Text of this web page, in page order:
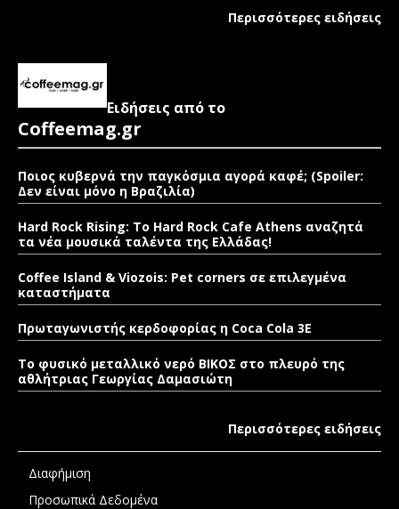
Περισσότερες ειδήσεις
Ειδήσεις από το
Coffeemag.gr
Ποιος κυβερνά την παγκόσμια αγορά καφέ; (Spoiler:
Δεν είναι μόνο η Βραζιλία)
Hard Rock Rising: Το Hard Rock Cafe Athens αναζητά
τα νέα μουσικά ταλέντα της Ελλάδας!
Coffee Island & Viozois: Pet corners σε επιλεγμένα
καταστήματα
Πρωταγωνιστής κερδοφορίας η Coca Cola 3E
Το φυσικό μεταλλικό νερό ΒΙΚΟΣ στο πλευρό της
αθλήτριας Γεωργίας Δαμασιώτη
Περισσότερες ειδήσεις
Διαφήμιση
Προσωπικά Δεδομένα